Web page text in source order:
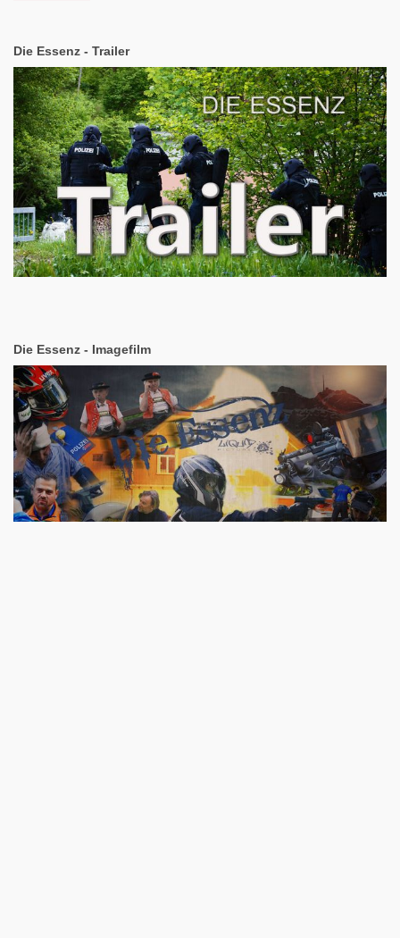
Die Essenz - Trailer
Die Essenz - Imagefilm